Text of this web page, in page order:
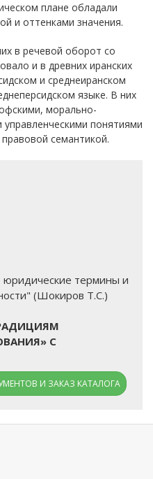
плане обладали
и оттенками значения.
в речевой оборот со
и в древних иранских
и среднеиранском
языке. В них
морально-
понятиями
семантикой.
термины и
(Шокиров Т.С.)
С
И ЗАКАЗ КАТАЛОГА